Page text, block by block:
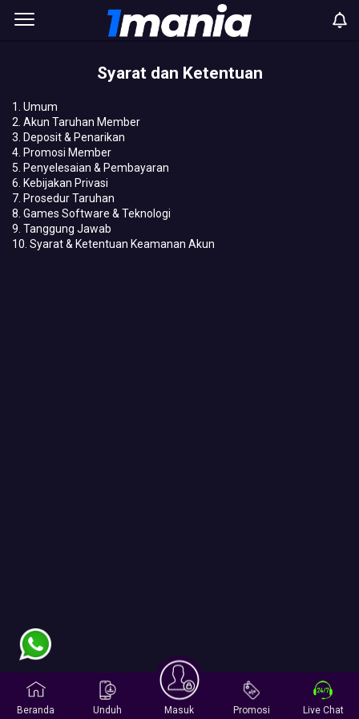
Syarat dan Ketentuan
1. Umum
2. Akun Taruhan Member
3. Deposit & Penarikan
4. Promosi Member
5. Penyelesaian & Pembayaran
6. Kebijakan Privasi
7. Prosedur Taruhan
8. Games Software & Teknologi
9. Tanggung Jawab
10. Syarat & Ketentuan Keamanan Akun
Beranda Unduh Masuk Promosi Live Chat